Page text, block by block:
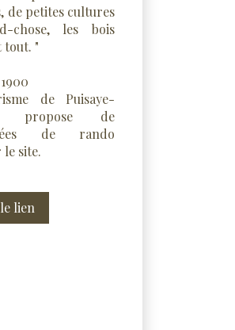
de petites cultures
chose, les bois
tout. "
de Puisaye-
propose de
de rando
site.
lien